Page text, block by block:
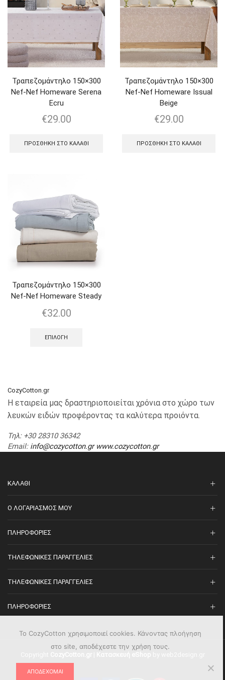
Τραπεζομάντηλo 150×300
Nef-Nef Homeware Serena
Ecru
€29.00
ΠΡΟΣΘΉΚΗ ΣΤΟ ΚΑΛΆΘΙ
Τραπεζομάντηλo 150×300
Nef-Nef Homeware Issual
Beige
€29.00
ΠΡΟΣΘΉΚΗ ΣΤΟ ΚΑΛΆΘΙ
Τραπεζομάντηλο 150×300
Nef-Nef Homeware Steady
€32.00
ΕΠΙΛΟΓΉ
CozyCotton.gr
Η εταιρεία μας δραστηριοποιείται χρόνια στο χώρο των
λευκών ειδών προφέροντας τα καλύτερα προιόντα.
Τηλ: +30 28310 36342
Email: info@cozycotton.gr www.cozycotton.gr
ΚΑΛΆΘΙ
O ΛΟΓΑΡΙΑΣΜΌΣ ΜΟΥ
ΠΛΗΡΟΦΟΡΊΕΣ
ΤΗΛΕΦΩΝΙΚΈΣ ΠΑΡΑΓΓΕΛΊΕΣ
ΤΗΛΕΦΩΝΙΚΈΣ ΠΑΡΑΓΓΕΛΊΕΣ
ΠΛΗΡΟΦΟΡΊΕΣ
Το CozyCotton χρησιμοποιεί cookies. Κάνοντας πλοήγηση
στο site, αποδέχεστε την χρήση τους.
ΑΠΟΔΈΧΟΜΑΙ